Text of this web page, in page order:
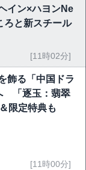
イン×ハヨンNe
ろと新スチール
[11時02分]
飾る「中国ドラ
「逐玉：翡翠
限定特典も
[11時00分]